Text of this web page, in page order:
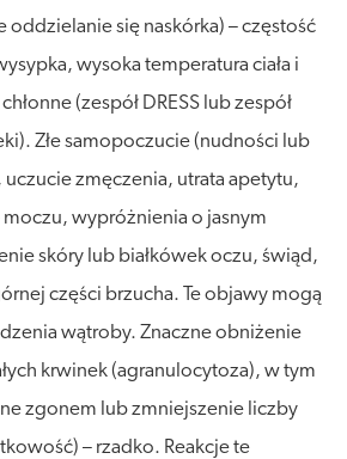
oddzielanie się naskórka) – częstość
wysoka temperatura ciała i
(zespół DRESS lub zespół
Złe samopoczucie (nudności lub
zmęczenia, utrata apetytu,
wypróżnienia o jasnym
skóry lub białkówek oczu, świąd,
części brzucha. Te objawy mogą
wątroby. Znaczne obniżenie
krwinek (agranulocytoza), w tym
zgonem lub zmniejszenie liczby
– rzadko. Reakcje te